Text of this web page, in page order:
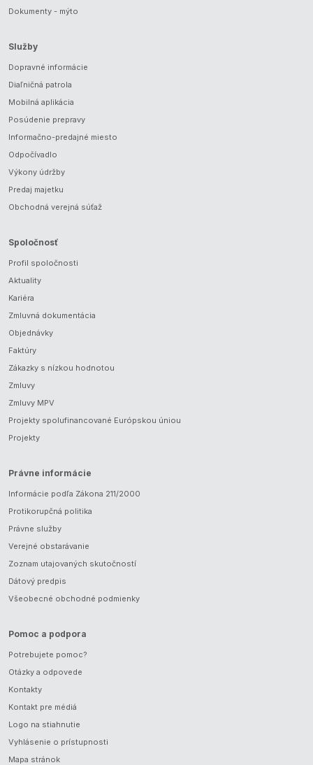
Dokumenty - mýto
Služby
Dopravné informácie
Diaľničná patrola
Mobilná aplikácia
Posúdenie prepravy
Informačno-predajné miesto
Odpočívadlo
Výkony údržby
Predaj majetku
Obchodná verejná súťaž
Spoločnosť
Profil spoločnosti
Aktuality
Kariéra
Zmluvná dokumentácia
Objednávky
Faktúry
Zákazky s nízkou hodnotou
Zmluvy
Zmluvy MPV
Projekty spolufinancované Európskou úniou
Projekty
Právne informácie
Informácie podľa Zákona 211/2000
Protikorupčná politika
Právne služby
Verejné obstarávanie
Zoznam utajovaných skutočností
Dátový predpis
Všeobecné obchodné podmienky
Pomoc a podpora
Potrebujete pomoc?
Otázky a odpovede
Kontakty
Kontakt pre médiá
Logo na stiahnutie
Vyhlásenie o prístupnosti
Mapa stránok